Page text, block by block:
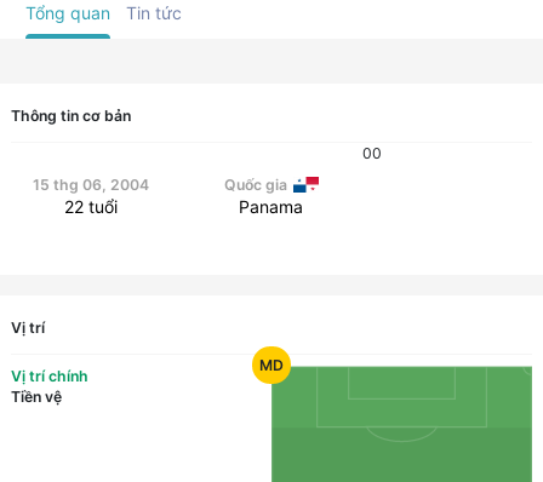
Tổng quan Tin tức
Thông tin cơ bản
15 thg 06, 2004
22 tuổi
Quốc gia
Panama
00
Vị trí
Vị trí chính
Tiền vệ
MD